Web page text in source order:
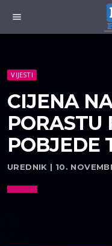
menu
VIJESTI
CIJENA
PORASTU
POBJEDE
UREDNIK | 10.